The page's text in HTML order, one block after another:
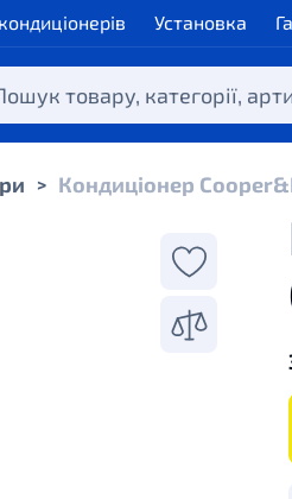
Установка
> Кондиціонер